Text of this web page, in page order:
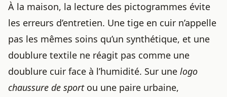
À la maison, la lecture des pictogrammes évite
les erreurs d’entretien. Une tige en cuir n’appelle
pas les mêmes soins qu’un synthétique, et une
doublure textile ne réagit pas comme une
doublure cuir face à l’humidité. Sur une logo
chaussure de sportou une paire urbaine,